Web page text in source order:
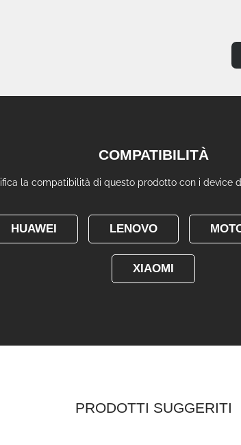
COMPATIBILITÀ
la compatibilità di questo prodotto con i device
HUAWEI LENOVO
XIAOMI
PRODOTTI SUGGERITI